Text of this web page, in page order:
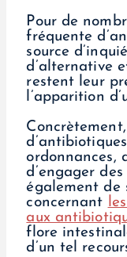
Pour de
fréquente
source
d’alternative
restent leur
l’apparition
ordonnances,
d’engager
également de
concernant
aux
flore
d’un tel